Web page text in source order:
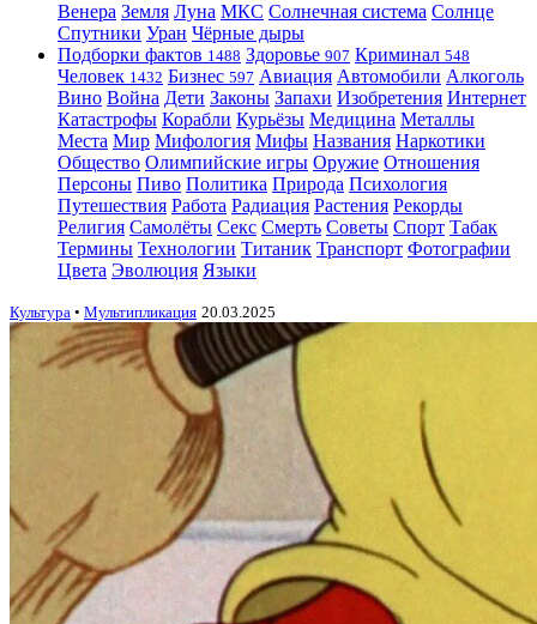
Венера Земля Луна МКС Солнечная система Солнце
Спутники Уран Чёрные дыры
Подборки фактов 1488 Здоровье 907 Криминал 548
Человек 1432 Бизнес 597 Авиация Автомобили Алкоголь
Вино Война Дети Законы Запахи Изобретения Интернет
Катастрофы Корабли Курьёзы Медицина Металлы
Места Мир Мифология Мифы Названия Наркотики
Общество Олимпийские игры Оружие Отношения
Персоны Пиво Политика Природа Психология
Путешествия Работа Радиация Растения Рекорды
Религия Самолёты Секс Смерть Советы Спорт Табак
Термины Технологии Титаник Транспорт Фотографии
Цвета Эволюция Языки
Культура • Мультипликация 20.03.2025